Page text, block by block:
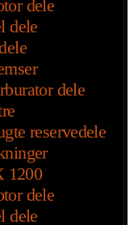
dele
dele
dele
reservedele
1200
dele
dele